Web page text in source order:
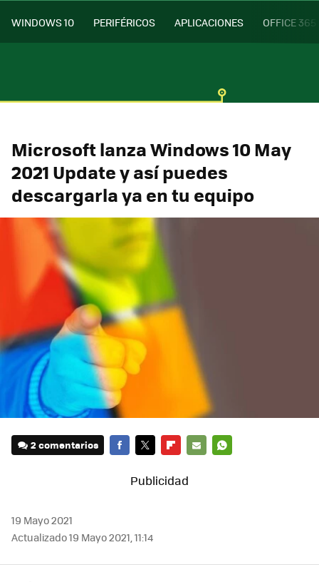
WINDOWS 10 PERIFÉRICOS APLICACIONES OFFICE 365
Microsoft lanza Windows 10 May
2021 Update y así puedes
descargarla ya en tu equipo
2 comentarios
MAIL
19 Mayo 2021
Actualizado 19 Mayo 2021, 11:14